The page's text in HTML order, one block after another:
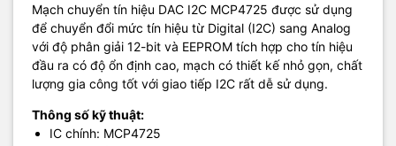
Mạch chuyển tín hiệu DAC I2C MCP4725 được sử dụng
để chuyển đổi mức tín hiệu từ Digital (I2C) sang Analog
với độ phân giải 12-bit và EEPROM tích hợp cho tín hiệu
đầu ra có độ ổn định cao, mạch có thiết kế nhỏ gọn, chất
lượng gia công tốt với giao tiếp I2C rất dễ sử dụng.
Thông số kỹ thuật:
IC chính: MCP4725